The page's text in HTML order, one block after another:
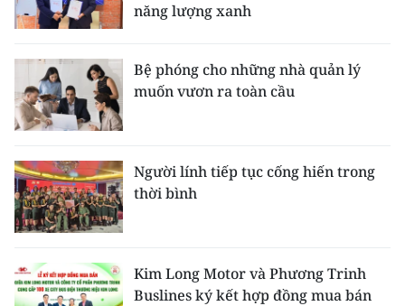
năng lượng xanh
Bệ phóng cho những nhà quản lý
muốn vươn ra toàn cầu
Người lính tiếp tục cống hiến trong
thời bình
Kim Long Motor và Phương Trinh
Buslines ký kết hợp đồng mua bán